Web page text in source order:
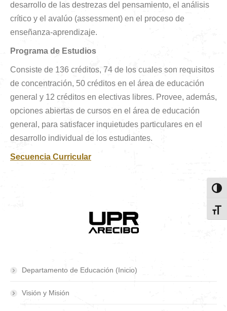
desarrollo de las destrezas del pensamiento, el análisis
crítico y el avalúo (assessment) en el proceso de
enseñanza-aprendizaje.
Programa de Estudios
Consiste de 136 créditos, 74 de los cuales son requisitos
de concentración, 50 créditos en el área de educación
general y 12 créditos en electivas libres. Provee, además,
opciones abiertas de cursos en el área de educación
general, para satisfacer inquietudes particulares en el
desarrollo individual de los estudiantes.
Secuencia Curricular
Departamento de Educación (Inicio)
Visión y Misión